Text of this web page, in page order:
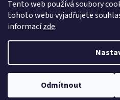
Tento web používá soubory
tohoto webu vyjadřujete
informacízde.
Odmítnout
Instagram
Copyright 2026Grizzlymotor